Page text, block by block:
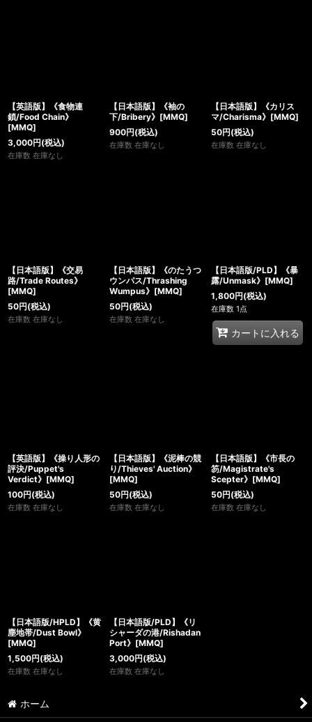
【英語版】《食物連
鎖/Food Chain》
[MMQ]
3,000円(税込)
在庫数 在庫なし
【日本語版】《袖の
下/Bribery》[MMQ]
900円(税込)
在庫数 在庫なし
【日本語版】《カリス
マ/Charisma》[MMQ]
50円(税込)
在庫数 在庫なし
【日本語版】《交易
路/Trade Routes》
[MMQ]
50円(税込)
在庫数 在庫なし
【日本語版】《のたうつ
ウンパス/Thrashing
Wumpus》[MMQ]
50円(税込)
在庫数 在庫なし
【日本語版/PLD】《暴
露/Unmask》[MMQ]
1,800円(税込)
在庫数 1点
カートに入れる
【英語版】《操り人形の
評決/Puppet's
Verdict》[MMQ]
100円(税込)
在庫数 在庫なし
【日本語版】《泥棒の競
り/Thieves' Auction》
[MMQ]
50円(税込)
在庫数 在庫なし
【日本語版】《市長の
笏/Magistrate's
Scepter》[MMQ]
50円(税込)
在庫数 在庫なし
【日本語版/HPLD】《黄
塵地帯/Dust Bowl》
[MMQ]
1,500円(税込)
在庫数 在庫なし
【日本語版/PLD】《リ
シャーダの港/Rishadan
Port》[MMQ]
3,000円(税込)
在庫数 在庫なし
ホーム